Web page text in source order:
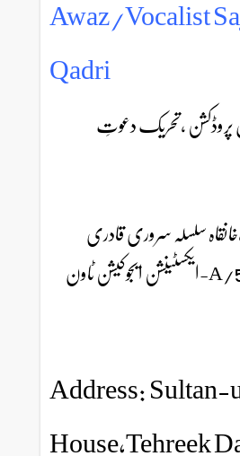
Awaz/Vocalist
Qadri
پروڈکشن ،تحریک دعوتِ
سلسلہ سروری قادری
سلطان الفقر ہاؤس 4-5/A-ایکسٹینشن ایجوکیشن ٹاون
Address:
House,Tehreek